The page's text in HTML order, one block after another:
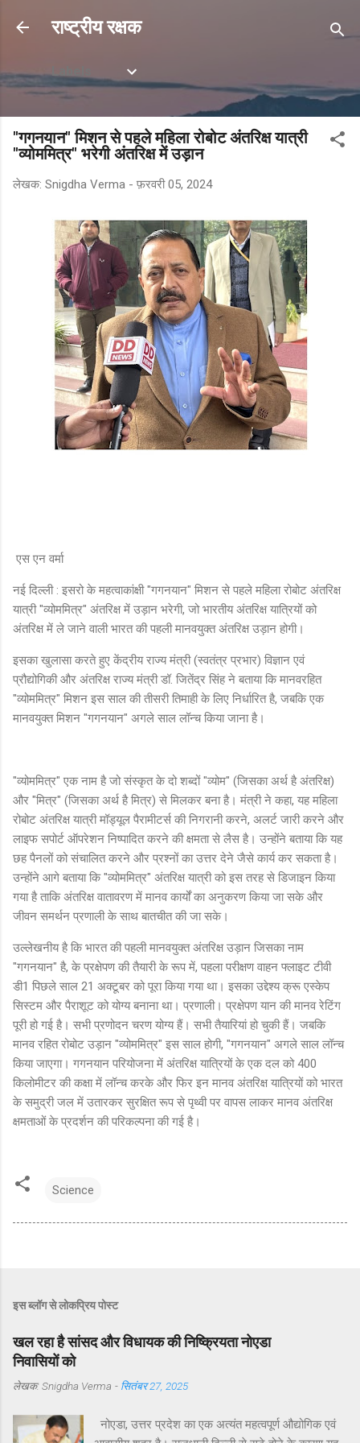
सीधे मुख्य सामग्री पर जाएं
राष्ट्रीय रक्षक
Labels
"गगनयान" मिशन से पहले महिला रोबोट अंतरिक्ष यात्री
"व्योममित्र" भरेगी अंतरिक्ष में उड़ान
लेखक: Snigdha Verma - फ़रवरी 05, 2024
एस एन वर्मा
नई दिल्ली : इसरो के महत्वाकांक्षी "गगनयान" मिशन से पहले महिला रोबोट अंतरिक्ष
यात्री "व्योममित्र" अंतरिक्ष में उड़ान भरेगी, जो भारतीय अंतरिक्ष यात्रियों को
अंतरिक्ष में ले जाने वाली भारत की पहली मानवयुक्त अंतरिक्ष उड़ान होगी।
इसका खुलासा करते हुए केंद्रीय राज्य मंत्री (स्वतंत्र प्रभार) विज्ञान एवं
प्रौद्योगिकी और अंतरिक्ष राज्य मंत्री डॉ. जितेंद्र सिंह ने बताया कि मानवरहित
"व्योममित्र" मिशन इस साल की तीसरी तिमाही के लिए निर्धारित है, जबकि एक
मानवयुक्त मिशन "गगनयान" अगले साल लॉन्च किया जाना है।
"व्योममित्र" एक नाम है जो संस्कृत के दो शब्दों "व्योम" (जिसका अर्थ है अंतरिक्ष)
और "मित्र" (जिसका अर्थ है मित्र) से मिलकर बना है। मंत्री ने कहा, यह महिला
रोबोट अंतरिक्ष यात्री मॉड्यूल पैरामीटर्स की निगरानी करने, अलर्ट जारी करने और
लाइफ सपोर्ट ऑपरेशन निष्पादित करने की क्षमता से लैस है। उन्होंने बताया कि यह
छह पैनलों को संचालित करने और प्रश्नों का उत्तर देने जैसे कार्य कर सकता है।
उन्होंने आगे बताया कि "व्योममित्र" अंतरिक्ष यात्री को इस तरह से डिजाइन किया
गया है ताकि अंतरिक्ष वातावरण में मानव कार्यों का अनुकरण किया जा सके और
जीवन समर्थन प्रणाली के साथ बातचीत की जा सके।
उल्लेखनीय है कि भारत की पहली मानवयुक्त अंतरिक्ष उड़ान जिसका नाम
"गगनयान" है, के प्रक्षेपण की तैयारी के रूप में, पहला परीक्षण वाहन फ्लाइट टीवी
डी1 पिछले साल 21 अक्टूबर को पूरा किया गया था। इसका उद्देश्य क्रू एस्केप
सिस्टम और पैराशूट को योग्य बनाना था। प्रणाली। प्रक्षेपण यान की मानव रेटिंग
पूरी हो गई है। सभी प्रणोदन चरण योग्य हैं। सभी तैयारियां हो चुकी हैं। जबकि
मानव रहित रोबोट उड़ान "व्योममित्र" इस ​​साल होगी, "गगनयान" अगले साल लॉन्च
किया जाएगा। गगनयान परियोजना में अंतरिक्ष यात्रियों के एक दल को 400
किलोमीटर की कक्षा में लॉन्च करके और फिर इन मानव अंतरिक्ष यात्रियों को भारत
के समुद्री जल में उतारकर सुरक्षित रूप से पृथ्वी पर वापस लाकर मानव अंतरिक्ष
क्षमताओं के प्रदर्शन की परिकल्पना की गई है।
Science
इस ब्लॉग से लोकप्रिय पोस्ट
खल रहा है सांसद और विधायक की निष्क्रियता नोएडा
निवासियों को
लेखक: Snigdha Verma - सितंबर 27, 2025
नोएडा, उत्तर प्रदेश का एक अत्यंत महत्वपूर्ण औद्योगिक एवं